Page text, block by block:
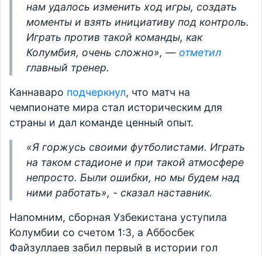
нам удалось изменить ход игры, создать
моменты и взять инициативу под контроль.
Играть против такой команды, как
Колумбия, очень сложно», — отметил
главный тренер.
Каннаваро подчеркнул, что матч на
чемпионате мира стал историческим для
страны и дал команде ценный опыт.
«Я горжусь своими футболистами. Играть
на таком стадионе и при такой атмосфере
непросто. Были ошибки, но мы будем над
ними работать», - сказал наставник.
Напомним, сборная Узбекистана уступила
Колумбии со счетом 1:3, а Аббосбек
Файзуллаев забил первый в истории гол